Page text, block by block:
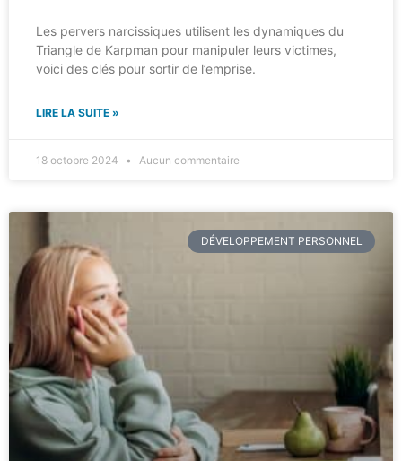
Les pervers narcissiques utilisent les dynamiques du
Triangle de Karpman pour manipuler leurs victimes,
voici des clés pour sortir de l’emprise.
LIRE LA SUITE »
18 octobre 2024 Aucun commentaire
DÉVELOPPEMENT PERSONNEL